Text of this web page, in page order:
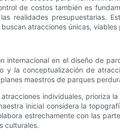
de costos también es
realidades presupuestarias.
atracciones únicas,
en el diseño de
la conceptualización de
maestros de parques
individuales, prioriza
inicial considera la
estrechamente con las
culturales.